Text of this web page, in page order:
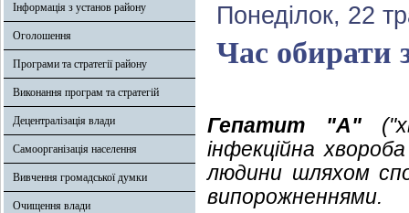
Інформація з установ району
Оголошення
Програми та стратегії району
Виконання програм та стратегій
Децентралізація влади
Самоорганізація населення
Вивчення громадської думки
Очищення влади
Понеділок, 22
Час обирати
Гепатит "А"
інфекційна
людини шляхом
випорожненнями.